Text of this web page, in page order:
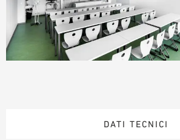
DATI TECNICI